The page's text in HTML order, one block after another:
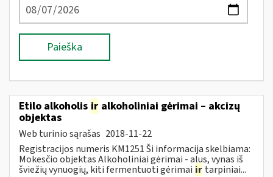
Paieška
Etilo alkoholis ir alkoholiniai gėrimai – akcizų
objektas
Web turinio sąrašas 2018-11-22
Registracijos numeris KM1251 Ši informacija skelbiama:
Mokesčio objektas Alkoholiniai gėrimai - alus, vynas iš
šviežių vynuogių, kiti fermentuoti gėrimai ir tarpiniai...